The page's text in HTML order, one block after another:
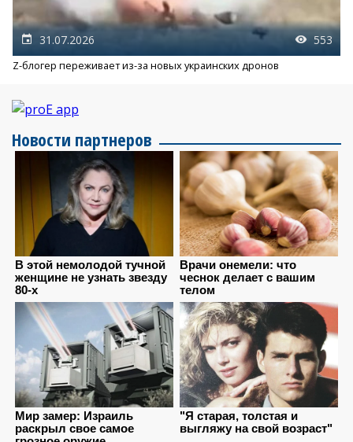
31.07.2026 553
Z-блогер переживает из-за новых украинских дронов
Новости партнеров